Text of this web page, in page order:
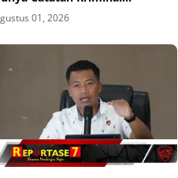
01, 2026